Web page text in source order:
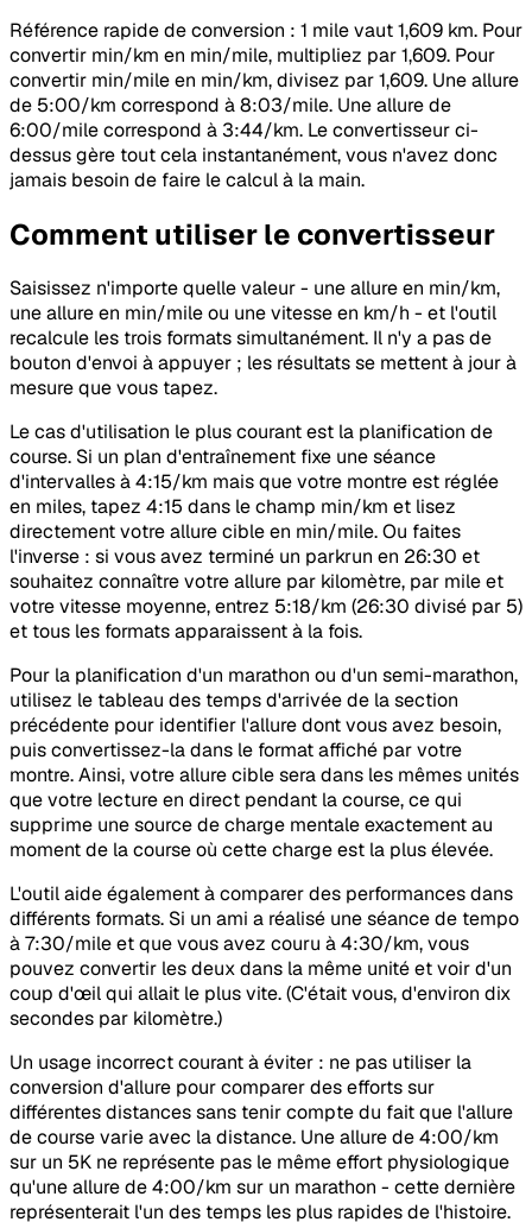
Référence rapide de conversion : 1 mile vaut 1,609 km. Pour
convertir min/km en min/mile, multipliez par 1,609. Pour
convertir min/mile en min/km, divisez par 1,609. Une allure
de 5:00/km correspond à 8:03/mile. Une allure de
6:00/mile correspond à 3:44/km. Le convertisseur ci-
dessus gère tout cela instantanément, vous n'avez donc
jamais besoin de faire le calcul à la main.
Comment utiliser le convertisseur
Saisissez n'importe quelle valeur - une allure en min/km,
une allure en min/mile ou une vitesse en km/h - et l'outil
recalcule les trois formats simultanément. Il n'y a pas de
bouton d'envoi à appuyer ; les résultats se mettent à jour à
mesure que vous tapez.
Le cas d'utilisation le plus courant est la planification de
course. Si un plan d'entraînement fixe une séance
d'intervalles à 4:15/km mais que votre montre est réglée
en miles, tapez 4:15 dans le champ min/km et lisez
directement votre allure cible en min/mile. Ou faites
l'inverse : si vous avez terminé un parkrun en 26:30 et
souhaitez connaître votre allure par kilomètre, par mile et
votre vitesse moyenne, entrez 5:18/km (26:30 divisé par 5)
et tous les formats apparaissent à la fois.
Pour la planification d'un marathon ou d'un semi-marathon,
utilisez le tableau des temps d'arrivée de la section
précédente pour identifier l'allure dont vous avez besoin,
puis convertissez-la dans le format affiché par votre
montre. Ainsi, votre allure cible sera dans les mêmes unités
que votre lecture en direct pendant la course, ce qui
supprime une source de charge mentale exactement au
moment de la course où cette charge est la plus élevée.
L'outil aide également à comparer des performances dans
différents formats. Si un ami a réalisé une séance de tempo
à 7:30/mile et que vous avez couru à 4:30/km, vous
pouvez convertir les deux dans la même unité et voir d'un
coup d'œil qui allait le plus vite. (C'était vous, d'environ dix
secondes par kilomètre.)
Un usage incorrect courant à éviter : ne pas utiliser la
conversion d'allure pour comparer des efforts sur
différentes distances sans tenir compte du fait que l'allure
de course varie avec la distance. Une allure de 4:00/km
sur un 5K ne représente pas le même effort physiologique
qu'une allure de 4:00/km sur un marathon - cette dernière
représenterait l'un des temps les plus rapides de l'histoire.